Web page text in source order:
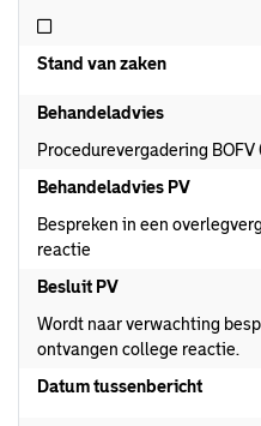
Niet afdoeningsvoorstel
Stand van zaken
Behandeladvies
Procedurevergadering
Behandeladvies PV
Bespreken in een
reactie
Besluit PV
Wordt naar verwachting
ontvangen college reactie.
Datum tussenbericht